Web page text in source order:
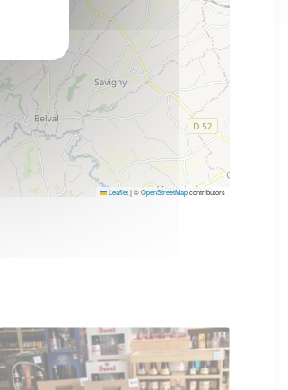
Leaflet|©OpenStreetMapcontributors